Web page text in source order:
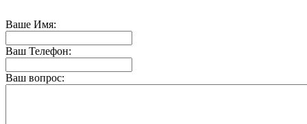
Ваше Имя:
Ваш Телефон:
Ваш вопрос: